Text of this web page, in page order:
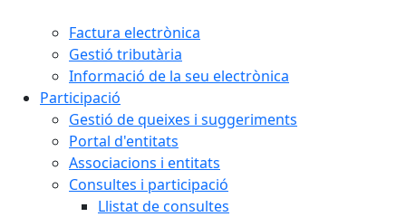
Factura electrònica
Gestió tributària
Informació de la seu electrònica
Participació
Gestió de queixes i suggeriments
Portal d'entitats
Associacions i entitats
Consultes i participació
Llistat de consultes